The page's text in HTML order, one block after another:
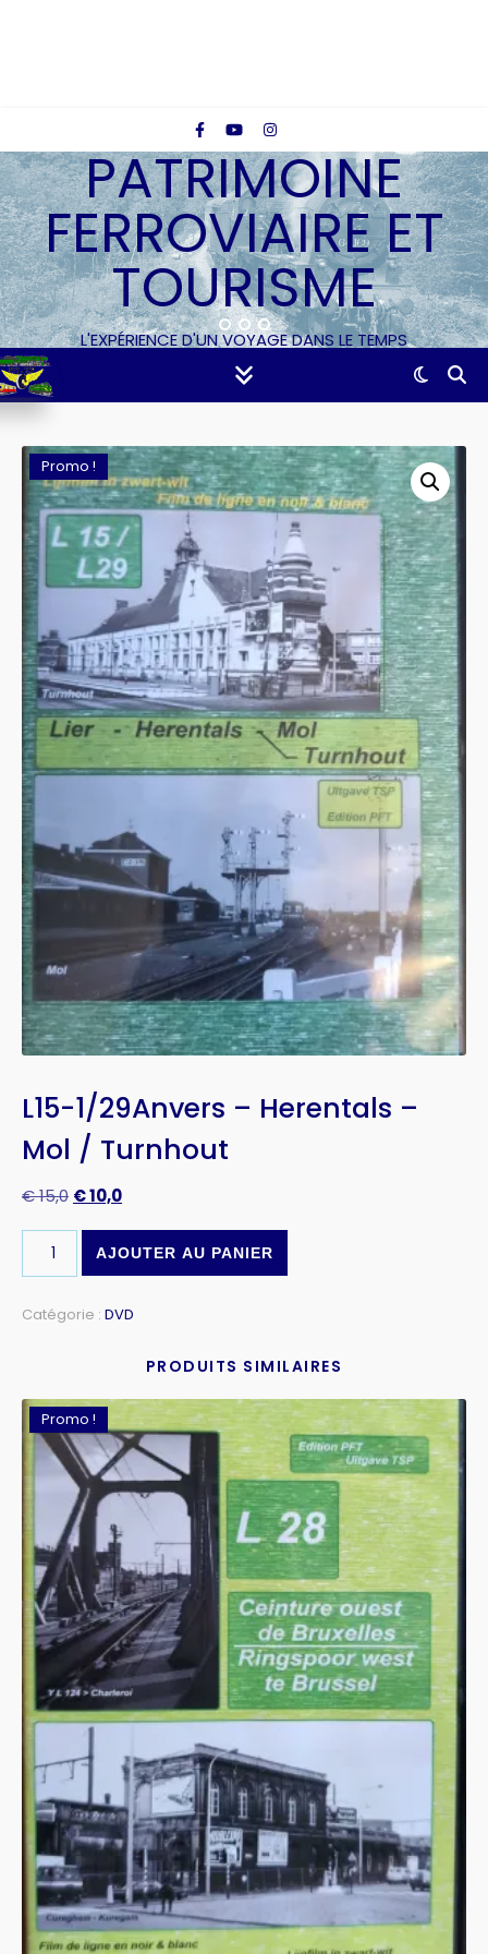
PATRIMOINE
FERROVIAIRE ET
TOURISME
L'EXPÉRIENCE D'UN VOYAGE DANS LE TEMPS
Promo !
L15-1/29Anvers – Herentals –
Mol / Turnhout
€15,0 €10,0
AJOUTER AU PANIER
Catégorie : DVD
PRODUITS SIMILAIRES
Promo !